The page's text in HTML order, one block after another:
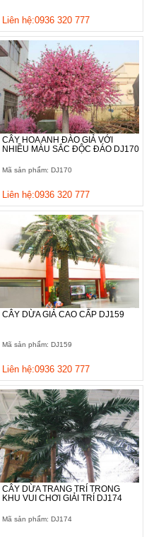
Liên hệ:0936 320 777
CÂY HOA ANH ĐÀO GIẢ VỚI
NHIỀU MÀU SẮC ĐỘC ĐÁO DJ170
Mã sản phẩm: DJ170
Liên hệ:0936 320 777
CÂY DỪA GIẢ CAO CẤP DJ159
Mã sản phẩm: DJ159
Liên hệ:0936 320 777
CÂY DỪA TRANG TRÍ TRONG
KHU VUI CHƠI GIẢI TRÍ DJ174
Mã sản phẩm: DJ174